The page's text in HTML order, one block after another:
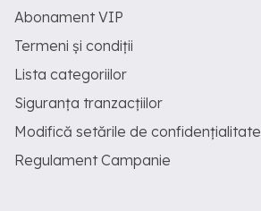
Abonament VIP
Termeni și condiții
Lista categoriilor
Siguranța tranzacțiilor
Modifică setările de confidențialitate
Regulament Campanie